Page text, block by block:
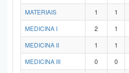
MATERIAIS 1 1
MEDICINA I
2 1
MEDICINA II
1 1
MEDICINA III
0 0